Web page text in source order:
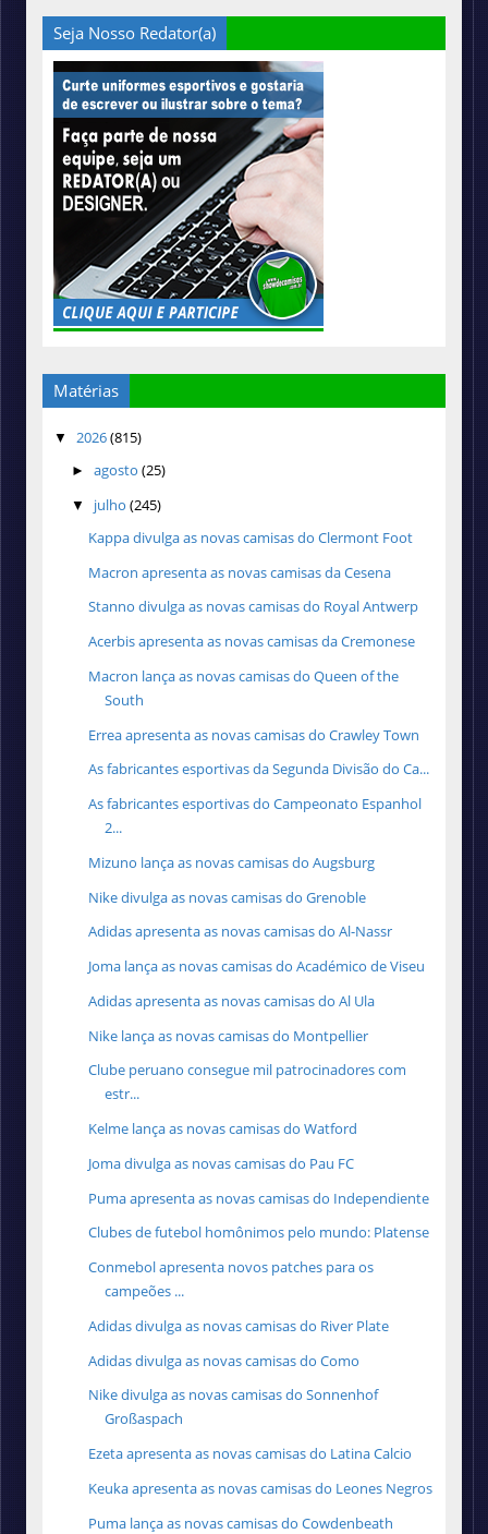
Seja Nosso Redator(a)
Matérias
▼ 2026(815)
► agosto (25)
▼ julho (245)
Kappa divulga as novas camisas do Clermont Foot
Macron apresenta as novas camisas da Cesena
Stanno divulga as novas camisas do Royal Antwerp
Acerbis apresenta as novas camisas da Cremonese
Macron lança as novas camisas do Queen of the
South
Errea apresenta as novas camisas do Crawley Town
As fabricantes esportivas da Segunda Divisão do Ca...
As fabricantes esportivas do Campeonato Espanhol
2...
Mizuno lança as novas camisas do Augsburg
Nike divulga as novas camisas do Grenoble
Adidas apresenta as novas camisas do Al-Nassr
Joma lança as novas camisas do Académico de Viseu
Adidas apresenta as novas camisas do Al Ula
Nike lança as novas camisas do Montpellier
Clube peruano consegue mil patrocinadores com
estr...
Kelme lança as novas camisas do Watford
Joma divulga as novas camisas do Pau FC
Puma apresenta as novas camisas do Independiente
Clubes de futebol homônimos pelo mundo: Platense
Conmebol apresenta novos patches para os
campeões ...
Adidas divulga as novas camisas do River Plate
Adidas divulga as novas camisas do Como
Nike divulga as novas camisas do Sonnenhof
Großaspach
Ezeta apresenta as novas camisas do Latina Calcio
Keuka apresenta as novas camisas do Leones Negros
Puma lança as novas camisas do Cowdenbeath